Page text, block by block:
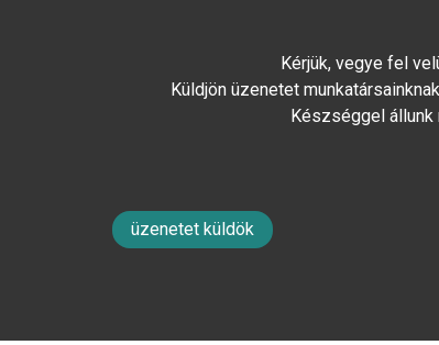
Kérjük, vegye fel
Küldjön üzenetet
Készséggel
üzenetet küldök